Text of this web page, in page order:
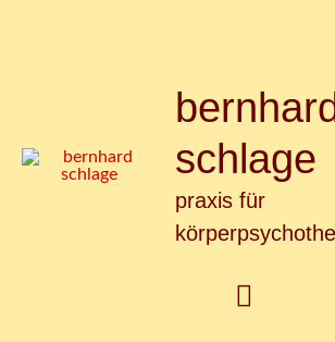
schlage
praxis für